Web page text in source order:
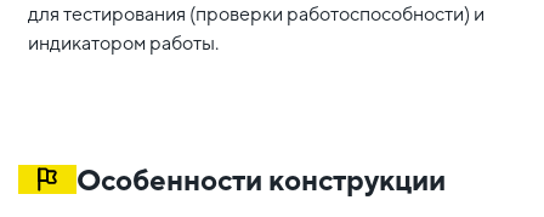
для тестирования (проверки работоспособности) и
индикатором работы.
Особенности конструкции